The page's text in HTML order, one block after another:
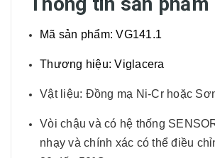
Mã sản phẩm: VG141.1
Thương hiệu: Viglacera
Vật liệu: Đồng mạ Ni-Cr hoặc
Vòi chậu và có hệ thống
nhạy và chính xác có thể điều